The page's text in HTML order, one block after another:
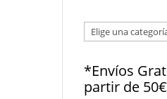
Elige
una
*Envíos
partir de 50€